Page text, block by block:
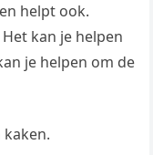
helpt ook.
kan je helpen
je helpen om de
kaken.